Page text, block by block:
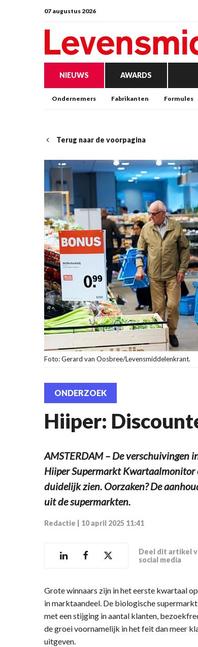
07 augustus 2026
NIEUWS AWARDS
Ondernemers Fabrikanten Formules
Terug naar de voorpagina
Foto: Gerard van Oosbree/Levensmiddelenkrant.
ONDERZOEK
Hiiper:
AMSTERDAM – De verschuivingen
Hiiper Supermarkt
duidelijk zien. Oorzaken? De
uit de supermarkten.
Redactie 10 april 2025 11:41
Deel dit artikel
social media
Grote winnaars zijn in het eerste kwartaal
in marktaandeel. De biologische
met een stijging in aantal klanten,
de groei voornamelijk in het feit dan meer
uitgeven.